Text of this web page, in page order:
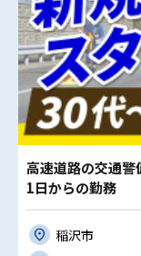
高速道路の交通警
1日からの勤務
稲沢市